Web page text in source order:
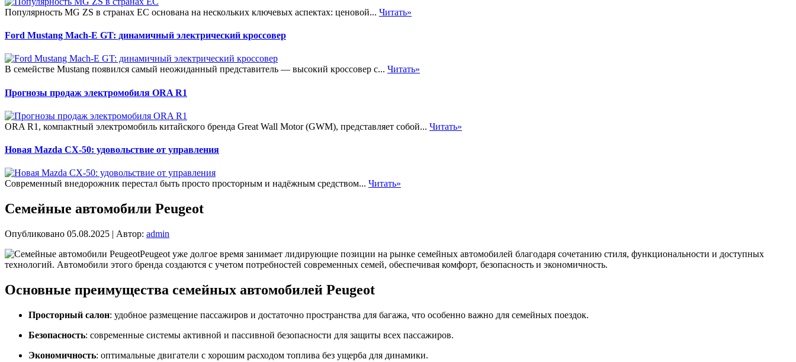
Популярность MG ZS в странах ЕС основана на нескольких ключевых аспектах: ценовой... Читать»
Ford Mustang Mach-E GT: динамичный электрический кроссовер
В семействе Mustang появился самый неожиданный представитель — высокий кроссовер с... Читать»
Прогнозы продаж электромобиля ORA R1
ORA R1, компактный электромобиль китайского бренда Great Wall Motor (GWM), представляет собой... Читать»
Новая Mazda CX-50: удовольствие от управления
Современный внедорожник перестал быть просто просторным и надёжным средством... Читать»
Семейные автомобили Peugeot
Опубликовано 05.08.2025 | Автор: admin
Peugeot уже долгое время занимает лидирующие позиции на рынке семейных автомобилей благодаря сочетанию стиля, функциональности и доступных
технологий. Автомобили этого бренда создаются с учетом потребностей современных семей, обеспечивая комфорт, безопасность и экономичность.
Основные преимущества семейных автомобилей Peugeot
Просторный салон: удобное размещение пассажиров и достаточно пространства для багажа, что особенно важно для семейных поездок.
Безопасность: современные системы активной и пассивной безопасности для защиты всех пассажиров.
Экономичность: оптимальные двигатели с хорошим расходом топлива без ущерба для динамики.